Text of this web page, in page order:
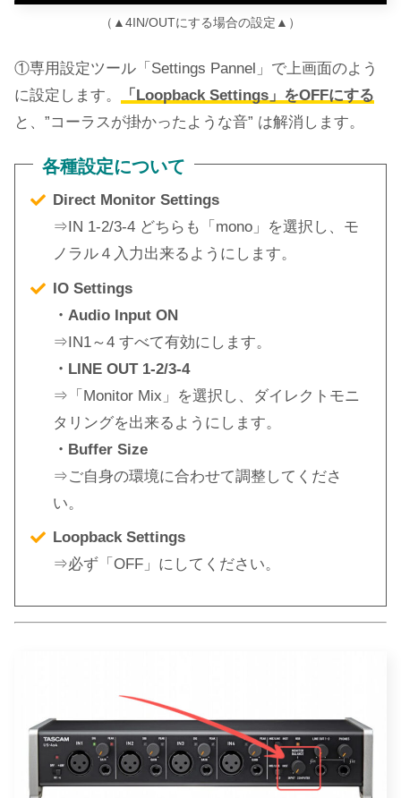
（▲4IN/OUTにする場合の設定▲）
①専用設定ツール「Settings Pannel」で上画面のよう
に設定します。
「Loopback Settings」をOFFにする
と、”コーラスが掛かったような音” は解消します。
各種設定について
Direct Monitor Settings
⇒IN 1-2/3-4 どちらも「mono」を選択し、モ
ノラル４入力出来るようにします。
IO Settings
・Audio Input ON
⇒IN1～4 すべて有効にします。
・LINE OUT 1-2/3-4
⇒「Monitor Mix」を選択し、ダイレクトモニ
タリングを出来るようにします。
・Buffer Size
⇒ご自身の環境に合わせて調整してくださ
い。
Loopback Settings
⇒必ず「OFF」にしてください。